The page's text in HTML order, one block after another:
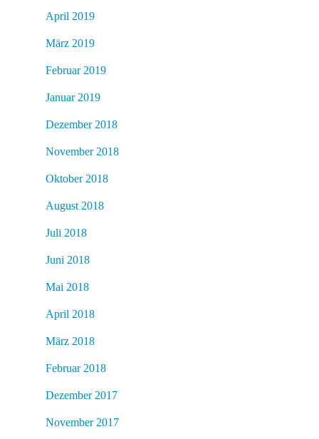
April 2019
März 2019
Februar 2019
Januar 2019
Dezember 2018
November 2018
Oktober 2018
August 2018
Juli 2018
Juni 2018
Mai 2018
April 2018
März 2018
Februar 2018
Dezember 2017
November 2017